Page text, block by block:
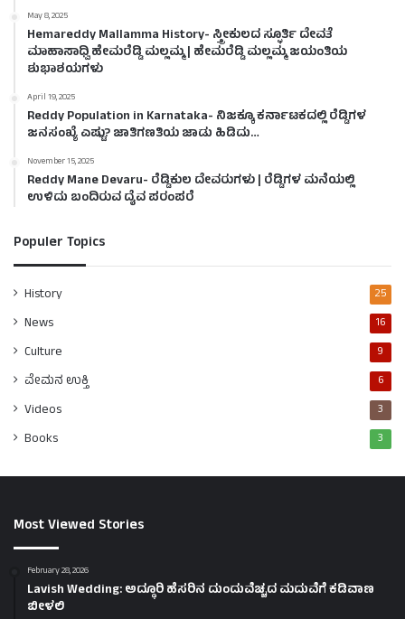
May 8, 2025
Hemareddy Mallamma History- ಸ್ತ್ರೀಕುಲದ ಸ್ಫೂರ್ತಿ ದೇವತೆ
ಮಾಹಾಸಾಧ್ವಿ ಹೇಮರೆಡ್ಡಿ ಮಲ್ಲಮ್ಮ | ಹೇಮರೆಡ್ಡಿ ಮಲ್ಲಮ್ಮ ಜಯಂತಿಯ
ಶುಭಾಶಯಗಳು
April 19, 2025
Reddy Population in Karnataka- ನಿಜಕ್ಕೂ ಕರ್ನಾಟಕದಲ್ಲಿ ರೆಡ್ಡಿಗಳ
ಜನಸಂಖ್ಯೆ ಎಷ್ಟು? ಜಾತಿಗಣತಿಯ ಜಾಡು ಹಿಡಿದು…
November 15, 2025
Reddy Mane Devaru- ರೆಡ್ಡಿಕುಲ ದೇವರುಗಳು | ರೆಡ್ಡಿಗಳ ಮನೆಯಲ್ಲಿ
ಉಳಿದು ಬಂದಿರುವ ದೈವ ಪರಂಪರೆ
Populer Topics
History 25
News 16
Culture 9
ವೇಮನ ಉಕ್ತಿ 6
Videos 3
Books 3
Most Viewed Stories
February 28, 2026
Lavish Wedding: ಅದ್ಧೂರಿ ಹೆಸರಿನ ದುಂದುವೆಚ್ಚದ ಮದುವೆಗೆ ಕಡಿವಾಣ
ಬೀಳಲಿ